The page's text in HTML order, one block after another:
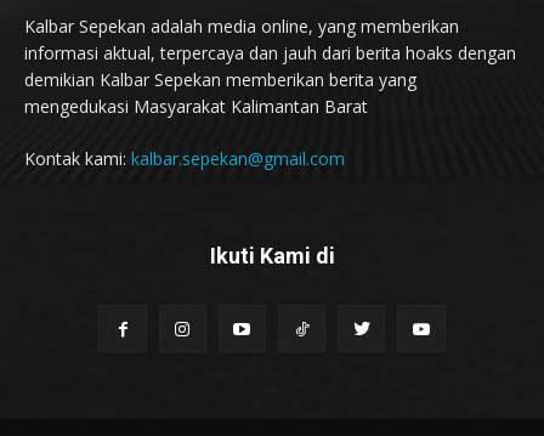
Kalbar Sepekan adalah media online, yang memberikan
informasi aktual, terpercaya dan jauh dari berita hoaks dengan
demikian Kalbar Sepekan memberikan berita yang
mengedukasi Masyarakat Kalimantan Barat
Kontak kami: kalbar.sepekan@gmail.com
Ikuti Kami di